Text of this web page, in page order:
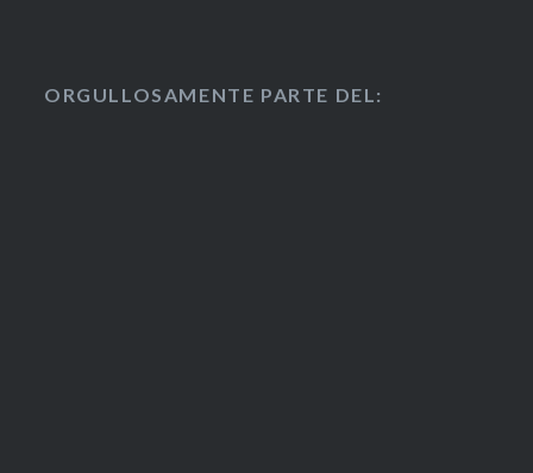
ORGULLOSAMENTE PARTE DEL: